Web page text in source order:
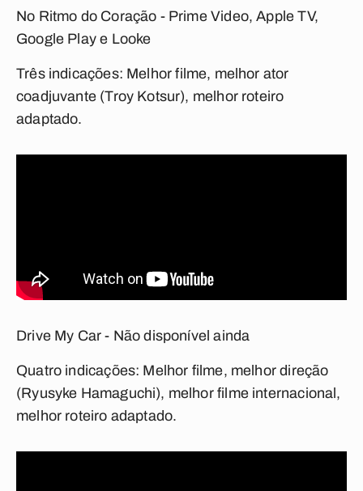
No Ritmo do Coração - Prime Video, Apple TV,
Google Play e Looke
Três indicações: Melhor filme, melhor ator
coadjuvante (Troy Kotsur), melhor roteiro
adaptado.
Drive My Car - Não disponível ainda
Quatro indicações: Melhor filme, melhor direção
(Ryusyke Hamaguchi), melhor filme internacional,
melhor roteiro adaptado.